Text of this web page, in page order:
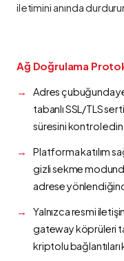
iletimini anında
Ağ Doğrulama
Adres çubuğunda
tabanlı SSL/TLS
süresini kontrol edin.
Platforma katılım
gizli sekme
adrese
Yalnızca resmi
gateway köprüleri
kriptolu bağlantıları